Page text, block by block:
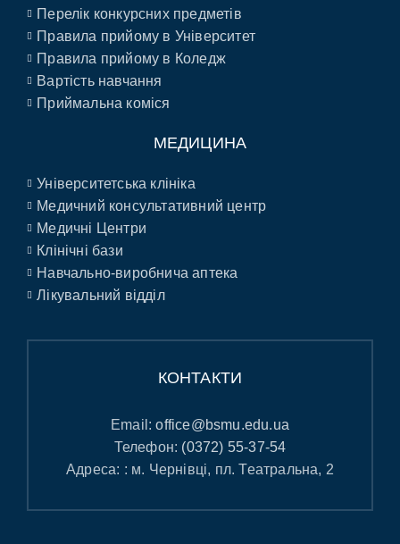
Перелік конкурсних предметів
Правила прийому в Університет
Правила прийому в Коледж
Вартість навчання
Приймальна коміся
МЕДИЦИНА
Університетська клініка
Медичний консультативний центр
Медичні Центри
Клінічні бази
Навчально-виробнича аптека
Лікувальний відділ
КОНТАКТИ
Email:office@bsmu.edu.ua
Телефон: (0372) 55-37-54
Адреса: : м. Чернівці, пл. Театральна, 2